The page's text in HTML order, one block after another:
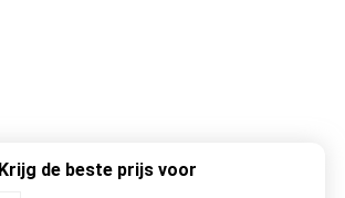
Krijg de beste prijs voor